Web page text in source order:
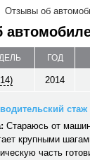
Отзывы об
ГОД
2014
стаж
Стараюсь от
крупными
часть